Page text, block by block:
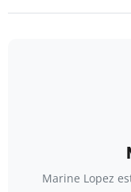
Marine Lopez